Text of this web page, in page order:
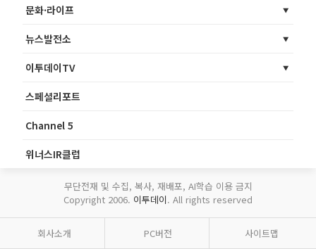
문화·라이프
뉴스발전소
이투데이TV
스페셜리포트
Channel 5
위너스IR클럽
무단전재 및 수집, 복사, 재배포, AI학습 이용 금지
Copyright 2006. 이투데이. All rights reserved
회사소개 PC버전 사이트맵